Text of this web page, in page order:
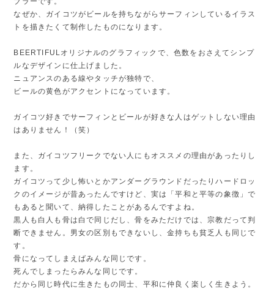
なぜか、ガイコツがビールを持ちながらサーフィンしているイラス
トを描きたくて制作したものになります。
BEERTIFULオリジナルのグラフィックで、色数をおさえてシンプ
ルなデザインに仕上げました。
ニュアンスのある線やタッチが独特で、
ビールの黄色がアクセントになっています。
ガイコツ好きでサーフィンとビールが好きな人はゲットしない理由
はありません！（笑）
また、ガイコツフリークでない人にもオススメの理由があったりし
ます。
ガイコツって少し怖いとかアンダーグラウンドだったりハードロッ
クのイメージが昔あったんですけど、実は「平和と平等の象徴」で
もあると聞いて、納得したことがあるんですよね。
黒人も白人も骨は白で同じだし、骨をみただけでは、宗教だって判
断できません。男女の区別もできないし、金持ちも貧乏人も同じで
す。
骨になってしまえばみんな同じです。
死んでしまったらみんな同じです。
だから同じ時代に生きたもの同士、平和に仲良く楽しく生きよう。